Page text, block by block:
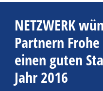
NETZWERK
Partnern
einen guten
Jahr 2016